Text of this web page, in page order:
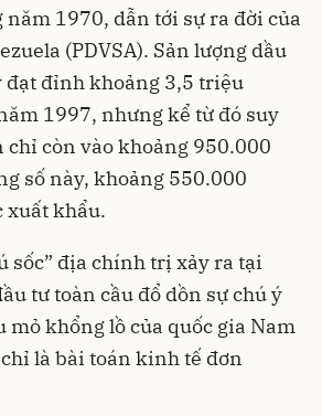
1970, dẫn tới sự ra đời của
(PDVSA). Sản lượng dầu
đạt đỉnh khoảng 3,5 triệu
1997, nhưng kể từ đó suy
còn vào khoảng 950.000
số này, khoảng 550.000
xuất khẩu.
sốc” địa chính trị xảy ra tại
tư toàn cầu đổ dồn sự chú ý
mỏ khổng lồ của quốc gia Nam
là bài toán kinh tế đơn